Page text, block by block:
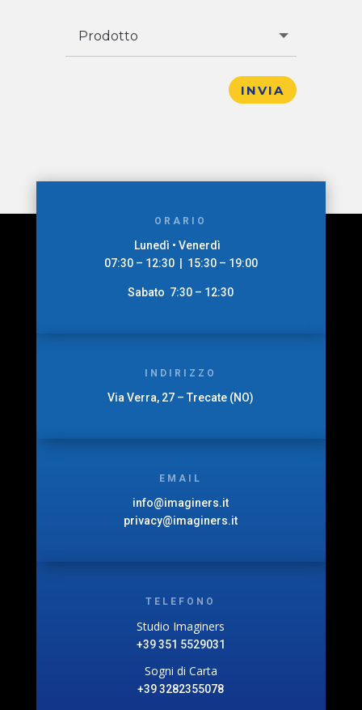
INVIA
ORARIO
Lunedì • Venerdì
07:30 – 12:30 | 15:30 – 19:00
Sabato 7:30 – 12:30
INDIRIZZO
Via Verra, 27 – Trecate (NO)
EMAIL
info@imaginers.it
privacy@imaginers.it
TELEFONO
Studio Imaginers
+39 351 5529031
Sogni di Carta
+39 3282355078